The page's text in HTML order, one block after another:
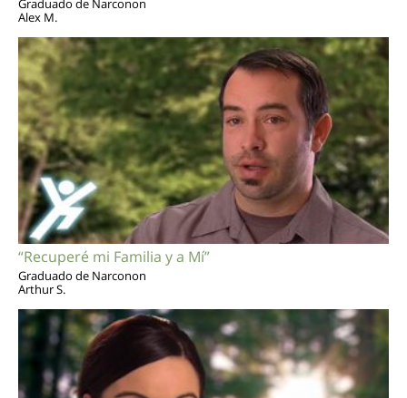
Alex M.
“Recuperé mi Familia y a Mí”
Graduado de Narconon
Arthur S.